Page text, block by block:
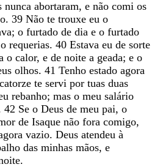
nunca abortaram, e não comi os
. 39 Não te trouxe eu o
; o furtado de dia e o furtado
o requerias. 40 Estava eu de sorte
o calor, e de noite a geada; e o
olhos. 41 Tenho estado agora
catorze te servi por tuas duas
rebanho; mas o meu salário
42 Se o Deus de meu pai, o
de Isaque não fora comigo,
vazio. Deus atendeu à
das minhas mãos, e
.